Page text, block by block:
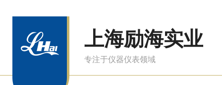
上海励海实业
专注于仪器仪表领域